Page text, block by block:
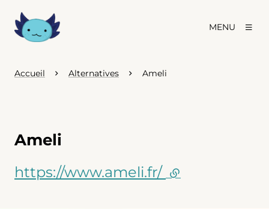
MENU
Accueil Alternatives Ameli
Ameli
https://www.ameli.fr/ (lien externe)